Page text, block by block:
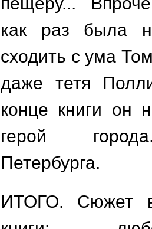
как раз была
сходить с ума
даже тетя
конце книги он
герой
Петербурга.
ИТОГО. Сюжет